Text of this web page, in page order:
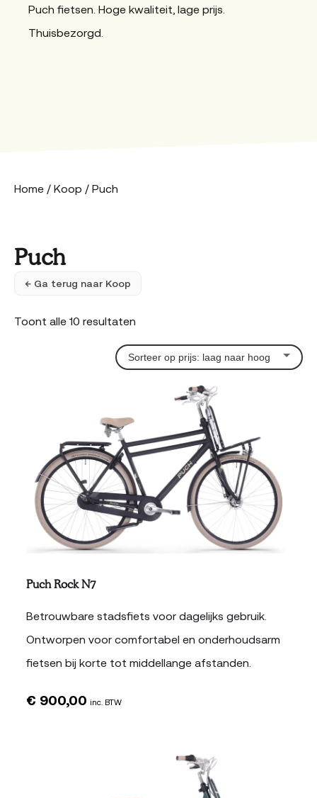
Puch fietsen. Hoge kwaliteit, lage prijs.
Thuisbezorgd.
Home / Koop / Puch
Puch
← Ga terug naar Koop
Toont alle 10 resultaten
op
prijs:
hoog
Puch Rock N7
Betrouwbare stadsfiets voor dagelijks gebruik.
Ontworpen voor comfortabel en onderhoudsarm
fietsen bij korte tot middellange afstanden.
€ 900,00 inc. BTW